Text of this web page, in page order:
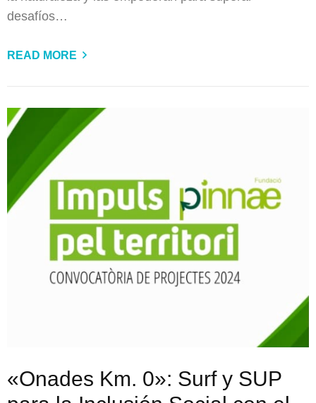
desafíos…
READ MORE
«Onades Km. 0»: Surf y SUP